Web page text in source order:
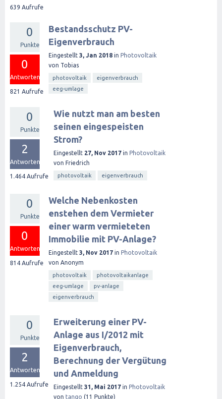
639 Aufrufe
0
Punkte
0
Antworten
821 Aufrufe
Bestandsschutz PV-
Eigenverbrauch
Eingestellt 3, Jan 2018 in Photovoltaik
von Tobias
photovoltaik
eigenverbrauch
eeg-umlage
0
Punkte
2
Antworten
1.464 Aufrufe
Wie nutzt man am besten
seinen eingespeisten
Strom?
Eingestellt 27, Nov 2017 in Photovoltaik
von Friedrich
photovoltaik eigenverbrauch
0
Punkte
0
Antworten
814 Aufrufe
Welche Nebenkosten
enstehen dem Vermieter
einer warm vermieteten
Immobilie mit PV-Anlage?
Eingestellt 3, Nov 2017 in Photovoltaik
von Anonym
photovoltaik
photovoltaikanlage
eeg-umlage
pv-anlage
eigenverbrauch
0
Punkte
2
Antworten
1.254 Aufrufe
Erweiterung einer PV-
Anlage aus I/2012 mit
Eigenverbrauch,
Berechnung der Vergütung
und Anmeldung
Eingestellt 31, Mai 2017 in Photovoltaik
von tango (11 Punkte)